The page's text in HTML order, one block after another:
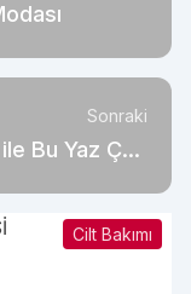
Sonraki
Bu Yaz Çok
Cilt Bakımı